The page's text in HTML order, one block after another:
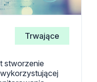
Trwające
stworzenie